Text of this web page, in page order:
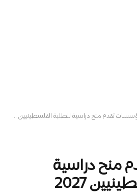
تقدم منح دراسية للطلبة الفلسطينيين 2027
منح دراسية
2027